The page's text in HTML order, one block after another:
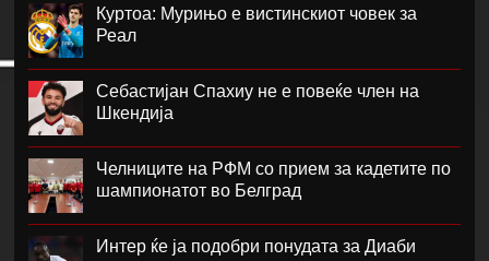
Куртоа: Мурињо е вистинскиот човек за
Реал
Себастијан Спахиу не е повеќе член на
Шкендија
Челниците на РФМ со прием за кадетите по
шампионатот во Белград
Интер ќе ја подобри понудата за Диаби